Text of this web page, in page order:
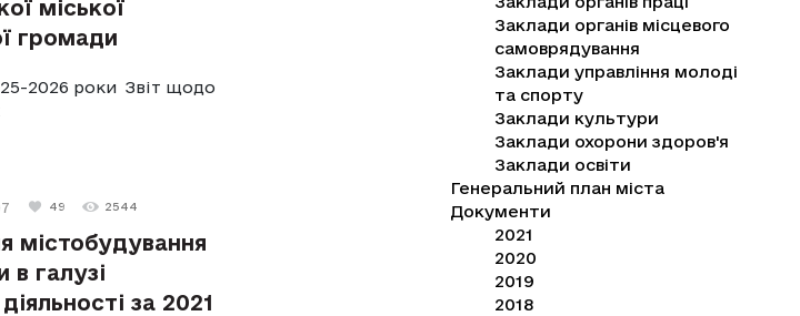
міської
громади
2026 роки Звіт щодо
49 2544
містобудування
в галузі
за 2021
Заклади органів місцевого
самоврядування
Заклади управління молоді
та спорту
Заклади культури
Заклади охорони здоров'я
Заклади освіти
Генеральний план міста
Документи
2021
2020
2019
2018